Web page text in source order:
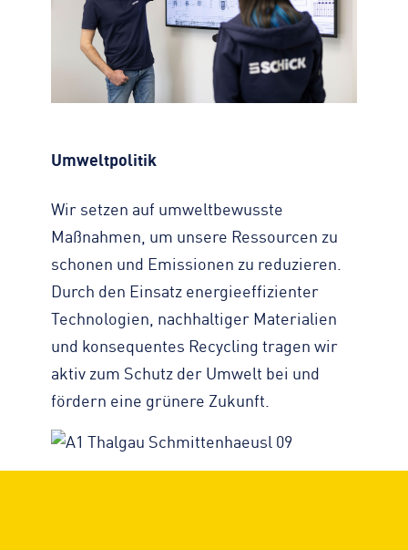
Umweltpolitik
Wir setzen auf umweltbewusste
Maßnahmen, um unsere Ressourcen zu
schonen und Emissionen zu reduzieren.
Durch den Einsatz energieeffizienter
Technologien, nachhaltiger Materialien
und konsequentes Recycling tragen wir
aktiv zum Schutz der Umwelt bei und
fördern eine grünere Zukunft.